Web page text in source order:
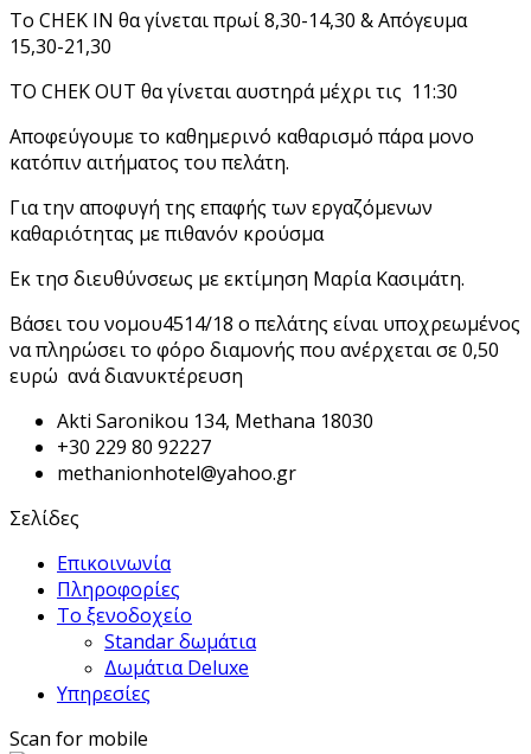
Το CHEK IN θα γίνεται πρωί 8,30-14,30 & Απόγευμα
15,30-21,30
ΤΟ CHEK OUT θα γίνεται αυστηρά μέχρι τις 11:30
Αποφεύγουμε το καθημερινό καθαρισμό πάρα μονο
κατόπιν αιτήματος του πελάτη.
Για την αποφυγή της επαφής των εργαζόμενων
καθαριότητας με πιθανόν κρούσμα
Εκ τησ διευθύνσεως με εκτίμηση Μαρία Κασιμάτη.
Βάσει του νομου4514/18 ο πελάτης είναι υποχρεωμένος
να πληρώσει το φόρο διαμονής που ανέρχεται σε 0,50
ευρώ ανά διανυκτέρευση
Akti Saronikou 134, Methana 18030
+30 229 80 92227
methanionhotel@yahoo.gr
Σελίδες
Επικοινωνία
Πληροφορίες
Το ξενοδοχείο
Standar δωμάτια
Δωμάτια Deluxe
Υπηρεσίες
Scan for mobile